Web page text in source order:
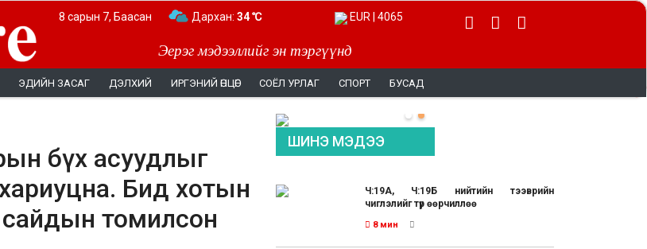
Эерэг мэдээллийг эн тэргүүнд
8 сарын 7, Баасан Дархан: 34 ℃ EUR | 4065
ЭДИЙН ЗАСАГ ДЭЛХИЙ ИРГЭНИЙ ӨНЦӨГ СОЁЛ УРЛАГ СПОРТ БУСАД
бүх асуудлыг
Бид хотын
сайдын томилсон
ШИНЭ МЭДЭЭ
Ч:19А, Ч:19Б нийтийн тээврийн
чиглэлийг түр өөрчиллөө
8 мин